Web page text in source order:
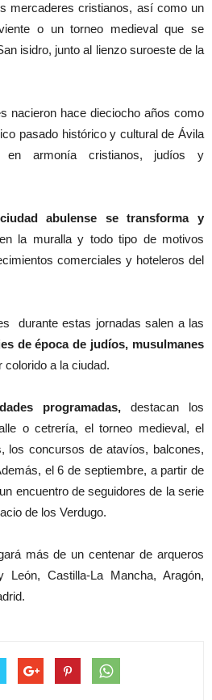
mercaderes cristianos, así como un
o un torneo medieval que se
isidro, junto al lienzo suroeste de la
nacieron hace dieciocho años como
pasado histórico y cultural de Ávila
armonía cristianos, judíos y
abulense se transforma y
la muralla y todo tipo de motivos
comerciales y hoteleros del
durante estas jornadas salen a las
de época de judíos, musulmanes
colorido a la ciudad.
programadas, destacan los
o cetrería, el torneo medieval, el
los concursos de atavíos, balcones,
el 6 de septiembre, a partir de
encuentro de seguidores de la serie
de los Verdugo.
más de un centenar de arqueros
León, Castilla-La Mancha, Aragón,